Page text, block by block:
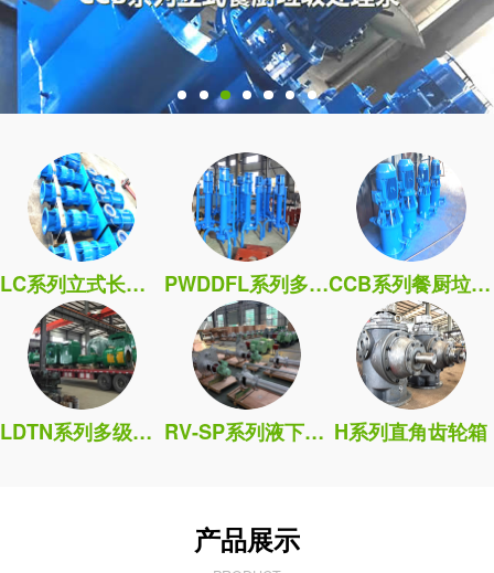
LC系列立式长轴泵 PWDDFL系列多吸头排污泵 CCB系列餐厨垃圾处理泵
LDTN系列多级筒袋式凝泵 RV-SP系列液下污水泵 H系列直角齿轮箱
产品展示